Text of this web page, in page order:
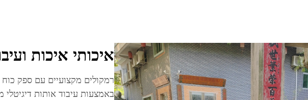
איכותי איכות
רמקולים מקצועיים עם ספק כוח
באמצעות עיבוד אותות